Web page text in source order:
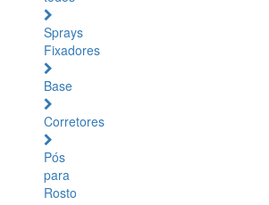
Sprays
Fixadores
Base
Corretores
Pós
para
Rosto